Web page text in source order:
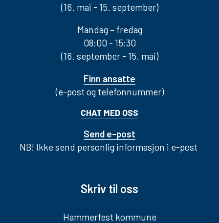
(16. mai - 15. september)
Mandag – fredag
08:00 - 15:30
(16. september - 15. mai)
Finn ansatte
(e-post og telefonnummer)
CHAT MED OSS
Send e-post
NB! Ikke send personlig informasjon i e-post
Skriv til oss
Hammerfest kommune